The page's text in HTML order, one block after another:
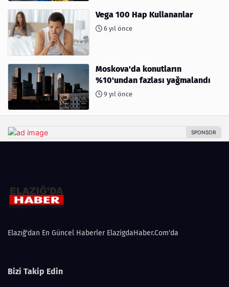
Vega 100 Hap Kullananlar
6 yıl önce
Moskova'da konutların
%10'undan fazlası yağmalandı
9 yıl önce
Elazığ'dan En Güncel Haberler ElazigdaHaber.Com'da
Bizi Takip Edin